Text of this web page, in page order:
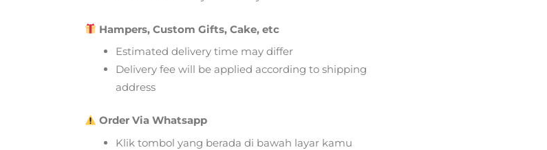
Hampers, Custom Gifts, Cake, etc
Estimated delivery time may differ
Delivery fee will be applied according to shipping
address
Order Via Whatsapp
Klik tombol yang berada di bawah layar kamu